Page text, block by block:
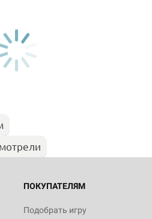
ПОКУПАТЕЛЯМ
Подобрать игру